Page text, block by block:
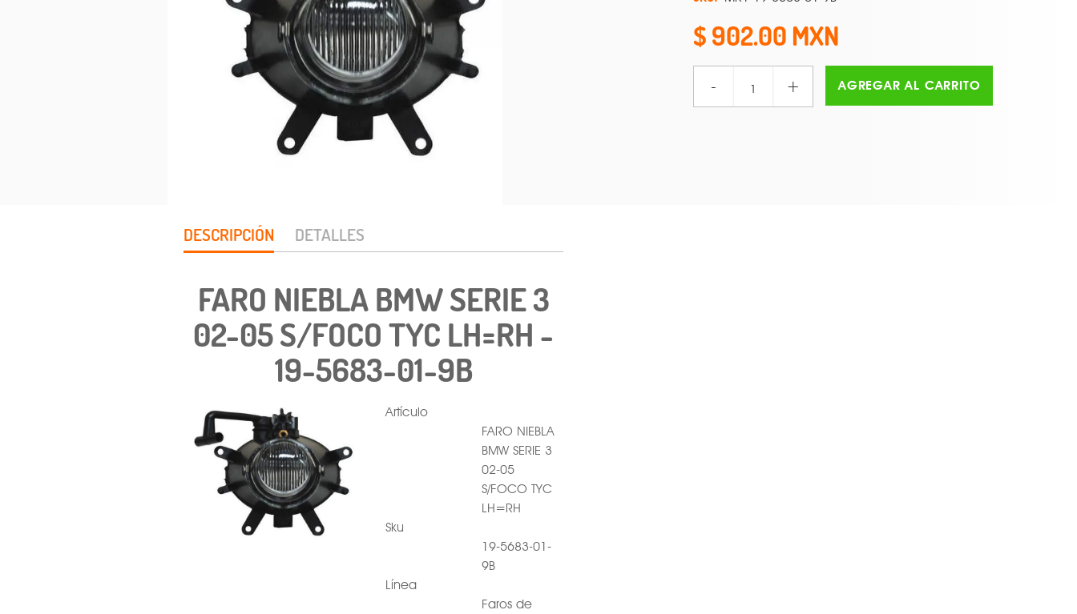
902.00
- + AGREGAR AL CARRITO
DESCRIPCIÓN DETALLES
FARO NIEBLA BMW SERIE 3
02-05 S/FOCO TYC LH=RH -
19-5683-01-9B
Artículo
FARO NIEBLA
BMW SERIE 3
02-05
S/FOCO TYC
LH=RH
Sku
19-5683-01-
9B
Línea
Faros de